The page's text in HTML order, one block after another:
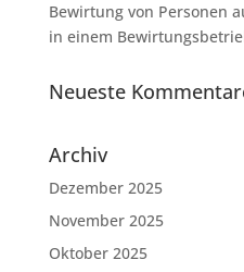
Bewirtung von Personen
in einem
Neueste
Archiv
Dezember 2025
November 2025
Oktober 2025